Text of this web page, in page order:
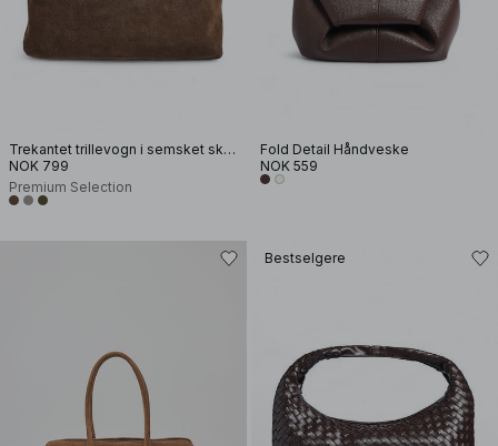
Trekantet trillevogn i semsket skinn
NOK 799
Premium Selection
Fold Detail Håndveske
NOK 559
Bestselgere